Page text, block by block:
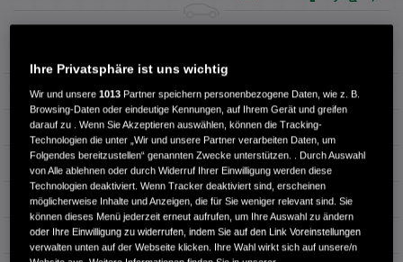
Kilometerstand 11.615 km
Kraftstoffart Benzin
Getriebe Automatik
Türen 4
Leistung 136 kW / 185 PS
Ihre Privatsphäre ist uns wichtig
Wir und unsere1013 Partner speichern personenbezogene Daten, wie z. B.
Browsing-Daten oder eindeutige Kennungen, auf Ihrem Gerät und greifen
darauf zu . Wenn Sie Akzeptieren auswählen, können die Tracking-
Technologien die unter „Wir und unsere Partner verarbeiten Daten, um
Folgendes bereitzustellen“ genannten Zwecke unterstützen. . Durch Auswahl
von Alle ablehnen oder durch Widerruf Ihrer Einwilligung werden diese
Technologien deaktiviert. Wenn Tracker deaktiviert sind, erscheinen
möglicherweise Inhalte und Anzeigen, die für Sie weniger relevant sind. Sie
können dieses Menü jederzeit erneut aufrufen, um Ihre Auswahl zu ändern
oder Ihre Einwilligung zu widerrufen, indem Sie auf den Link Voreinstellungen
verwalten unten auf der Webseite klicken. Ihre Wahl wirkt sich auf unsere/n